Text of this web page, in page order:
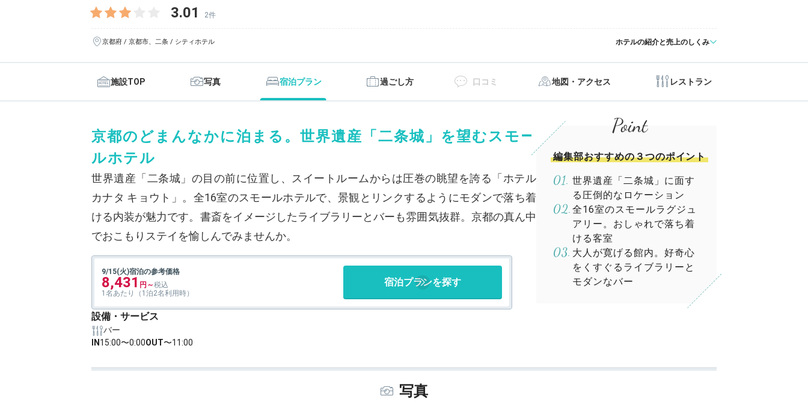
3.01 2件
京都府 / 京都市、二条 / シティホテル ホテルの紹介と売上のしくみ
施設TOP 写真 宿泊プラン 過ごし方 口コミ 地図・アクセス レストラン
京都のどまんなかに泊まる。世界遺産「二条城」を望むスモー
ルホテル
世界遺産「二条城」の目の前に位置し、スイートルームからは圧巻の眺望を誇る「ホテル
カナタ キョウト」。全16室のスモールホテルで、景観とリンクするようにモダンで落ち着
ける内装が魅力です。書斎をイメージしたライブラリーとバーも雰囲気抜群。京都の真ん中
でおこもりステイを愉しんでみませんか。
9/15(火)宿泊の参考価格
8,431
1名あたり（1泊2名利用時）
宿泊プランを探す
設備・サービス
バー
IN 15:00〜0:00OUT〜11:00
編集部おすすめの３つのポイント
世界遺産「二条城」に面す
る圧倒的なロケーション
全16室のスモールラグジュ
アリー。おしゃれで落ち着
ける客室
大人が寛げる館内。好奇心
をくすぐるライブラリーと
モダンなバー
写真